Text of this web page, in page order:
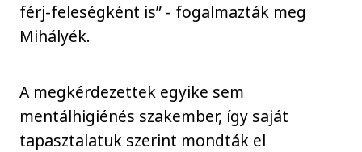
férj-feleségként is” - fogalmazták meg
Mihályék.
A megkérdezettek egyike sem
mentálhigiénés szakember, így saját
tapasztalatuk szerint mondták el